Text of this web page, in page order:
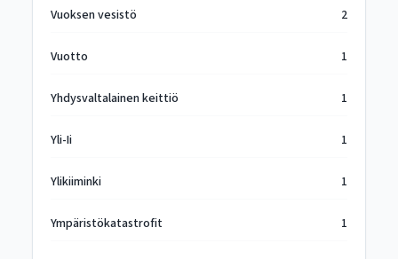
Vuoksen vesistö 2
Vuotto 1
Yhdysvaltalainen keittiö 1
Yli-Ii 1
Ylikiiminki 1
Ympäristökatastrofit 1